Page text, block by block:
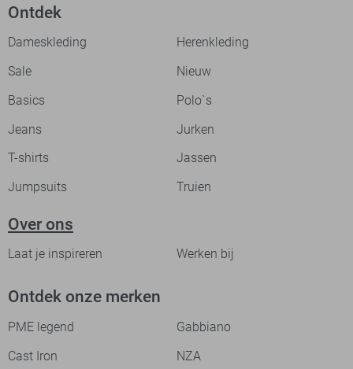
Ontdek
Dameskleding
Herenkleding
Sale
Nieuw
Basics
Polo`s
Jeans
Jurken
T-shirts
Jassen
Jumpsuits
Truien
Over ons
Laat je inspireren Werken bij
Ontdek onze merken
PME legend
Gabbiano
Cast Iron
NZA